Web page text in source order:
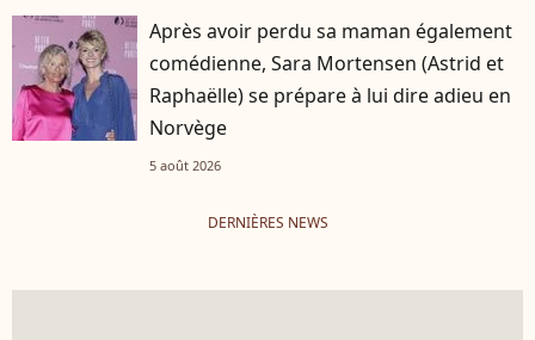
Après avoir perdu sa maman également
comédienne, Sara Mortensen (Astrid et
Raphaëlle) se prépare à lui dire adieu en
Norvège
5 août 2026
DERNIÈRES NEWS